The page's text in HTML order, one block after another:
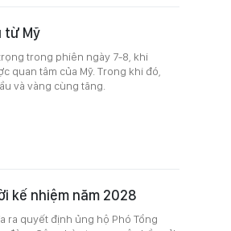
từ Mỹ
trong phiên ngày 7-8, khi
quan tâm của Mỹ. Trong khi đó,
và vàng cùng tăng.
kế nhiệm năm 2028
ra quyết định ủng hộ Phó Tổng